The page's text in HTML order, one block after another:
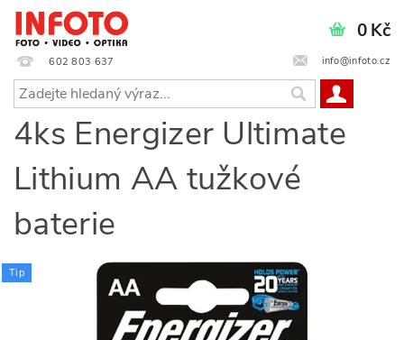
602 803 637 info@infoto.cz
0 Kč
4ks Energizer Ultimate
Lithium AA tužkové
baterie
Tip